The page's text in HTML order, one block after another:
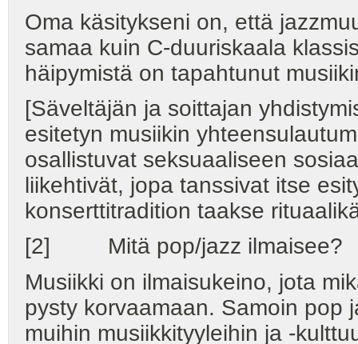
Oma käsitykseni on, että
samaa kuin C-duuriskaala
häipymistä on tapahtunut
[Säveltäjän ja soittajan
esitetyn musiikin
osallistuvat seksuaaliseen
liikehtivät, jopa tanssivat itse
konserttitradition taakse
[2] Mitä pop/jazz ilmaisee?
Musiikki on ilmaisukeino, jota
pysty korvaamaan. Samoin pop
muihin musiikkityyleihin ja -